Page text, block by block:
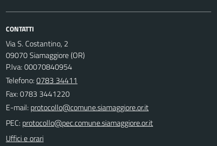
CONTATTI
Via S. Costantino, 2
09070 Siamaggiore (OR)
P.Iva: 00070840954
Telefono:0783 34411
Fax: 0783 3441220
E-mail:
PEC:
Uffici e orari